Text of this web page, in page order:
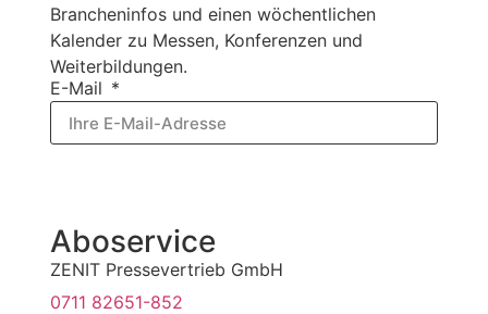
Brancheninfos und einen wöchentlichen
Kalender zu Messen, Konferenzen und
Weiterbildungen.
E-Mail
Aboservice
ZENIT Pressevertrieb GmbH
0711 82651-852